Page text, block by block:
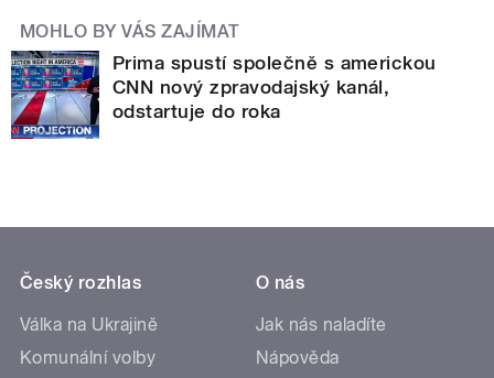
MOHLO BY VÁS ZAJÍMAT
Prima spustí společně s americkou
CNN nový zpravodajský kanál,
odstartuje do roka
Český rozhlas
Válka na Ukrajině
Komunální volby
O nás
Jak nás naladíte
Nápověda